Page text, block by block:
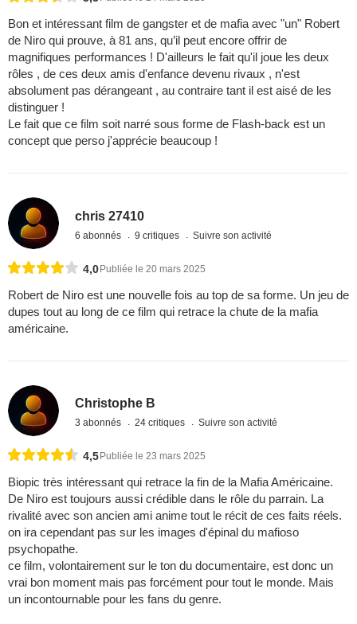
Bon et intéressant film de gangster et de mafia avec "un" Robert
de Niro qui prouve, à 81 ans, qu’il peut encore offrir de
magnifiques performances ! D'ailleurs le fait qu'il joue les deux
rôles , de ces deux amis d'enfance devenu rivaux , n'est
absolument pas dérangeant , au contraire tant il est aisé de les
distinguer !
Le fait que ce film soit narré sous forme de Flash-back est un
concept que perso j'apprécie beaucoup !
chris 27410
6 abonnés 9 critiques Suivre son activité
4,0Publiée le 20 mars 2025
Robert de Niro est une nouvelle fois au top de sa forme. Un jeu de
dupes tout au long de ce film qui retrace la chute de la mafia
américaine.
Christophe B
3 abonnés 24 critiques Suivre son activité
4,5 Publiée le 23 mars 2025
Biopic très intéressant qui retrace la fin de la Mafia Américaine.
De Niro est toujours aussi crédible dans le rôle du parrain. La
rivalité avec son ancien ami anime tout le récit de ces faits réels.
on ira cependant pas sur les images d'épinal du mafioso
psychopathe.
ce film, volontairement sur le ton du documentaire, est donc un
vrai bon moment mais pas forcément pour tout le monde. Mais
un incontournable pour les fans du genre.